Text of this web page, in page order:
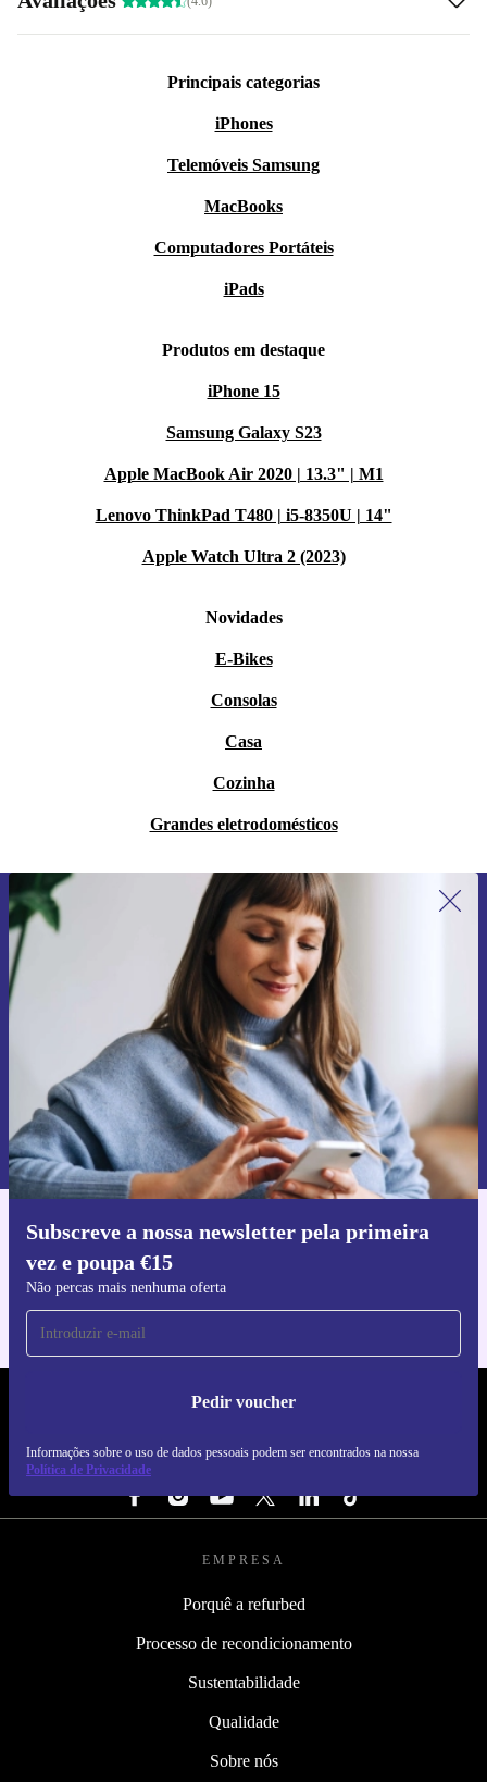
Principais categorias
iPhones
Telemóveis Samsung
MacBooks
Computadores Portáteis
iPads
Produtos em destaque
iPhone 15
Samsung Galaxy S23
Apple MacBook Air 2020 | 13.3" | M1
Lenovo ThinkPad T480 | i5-8350U | 14"
Apple Watch Ultra 2 (2023)
Novidades
E-Bikes
Consolas
Casa
Cozinha
Grandes eletrodomésticos
Subscreve a nossa newsletter pela primeira
vez e poupa €15
Não percas mais nenhuma oferta
Pedir voucher
Informações sobre o uso de dados pessoais podem ser encontrados na nossa
Política de Privacidade
Subscreve a nossa newsletter pela
primeira vez e poupa 15€!
Não percas mais nenhuma oferta.
Pedir voucher
Informações sobre o uso de dados pessoais podem ser encontrados na
nossa
Política de Privacidade.
Faz o download da app refurbed
Para iOS e Android
REFURBED PORTUGAL - RETHINK NEW.
SEGUE-NOS
EMPRESA
Porquê a refurbed
Processo de recondicionamento
Sustentabilidade
Qualidade
Sobre nós